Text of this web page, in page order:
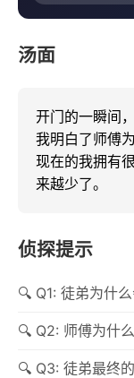
汤面
开门的一瞬间
我明白了师傅
现在的我拥有
来越少了。
侦探提示
Q1: 徒弟为什么
Q2: 师傅为什
Q3: 徒弟最终